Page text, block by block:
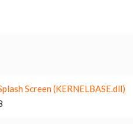
Screen (KERNELBASE.dll)